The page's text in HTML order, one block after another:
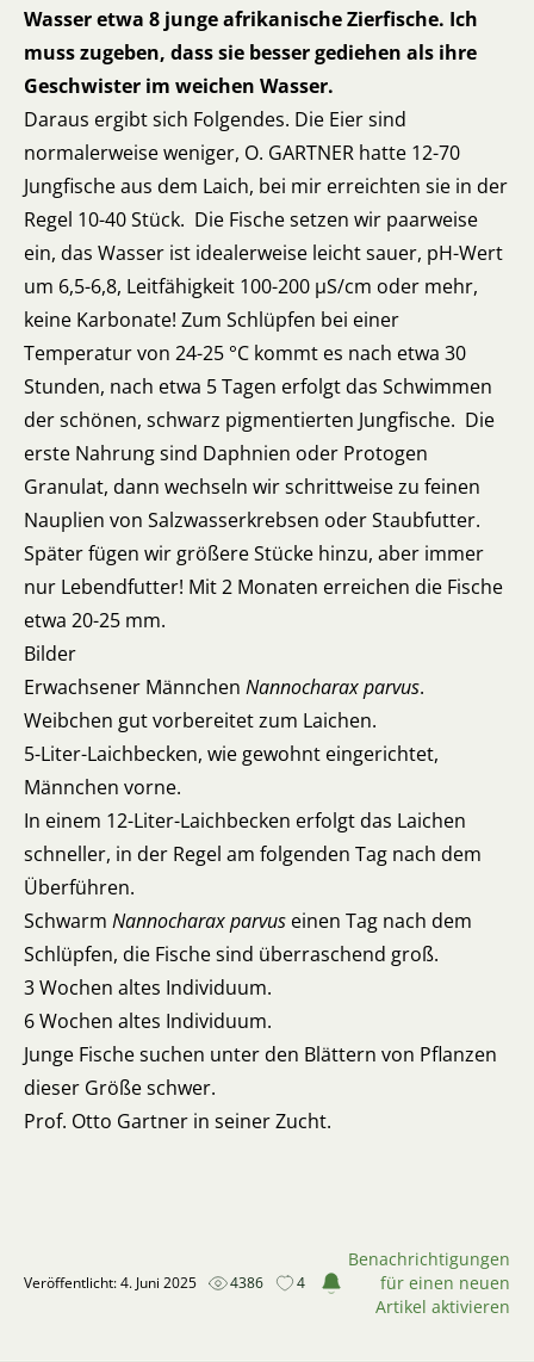
Wasser etwa 8 junge afrikanische Zierfische. Ich
muss zugeben, dass sie besser gediehen als ihre
Geschwister im weichen Wasser.
Daraus ergibt sich Folgendes. Die Eier sind
normalerweise weniger, O. GARTNER hatte 12-70
Jungfische aus dem Laich, bei mir erreichten sie in der
Regel 10-40 Stück. Die Fische setzen wir paarweise
ein, das Wasser ist idealerweise leicht sauer, pH-Wert
um 6,5-6,8, Leitfähigkeit 100-200 µS/cm oder mehr,
keine Karbonate! Zum Schlüpfen bei einer
Temperatur von 24-25 °C kommt es nach etwa 30
Stunden, nach etwa 5 Tagen erfolgt das Schwimmen
der schönen, schwarz pigmentierten Jungfische. Die
erste Nahrung sind Daphnien oder Protogen
Granulat, dann wechseln wir schrittweise zu feinen
Nauplien von Salzwasserkrebsen oder Staubfutter.
Später fügen wir größere Stücke hinzu, aber immer
nur Lebendfutter! Mit 2 Monaten erreichen die Fische
etwa 20-25 mm.
Bilder
Erwachsener Männchen Nannocharaxparvus.
Weibchen gut vorbereitet zum Laichen.
5-Liter-Laichbecken, wie gewohnt eingerichtet,
Männchen vorne.
In einem 12-Liter-Laichbecken erfolgt das Laichen
schneller, in der Regel am folgenden Tag nach dem
Überführen.
Schwarm Nannocharax parvus einen Tag nach dem
Schlüpfen, die Fische sind überraschend groß.
3 Wochen altes Individuum.
6 Wochen altes Individuum.
Junge Fische suchen unter den Blättern von Pflanzen
dieser Größe schwer.
Prof. Otto Gartner in seiner Zucht.
Veröffentlicht: 4. Juni 2025 4386 4
Benachrichtigungen
für einen neuen
Artikel aktivieren